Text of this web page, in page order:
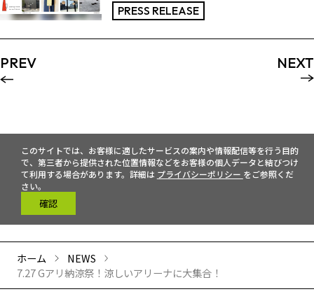
PRESS RELEASE
PREV NEXT
このサイトでは、お客様に適したサービスの案内や情報配信等を行う目的
で、第三者から提供された位置情報などをお客様の個人データと結びつけ
て利用する場合があります。詳細は プライバシーポリシー をご参照くだ
さい。
確認
ホーム
NEWS
7.27 Gアリ納涼祭！涼しいアリーナに大集合！